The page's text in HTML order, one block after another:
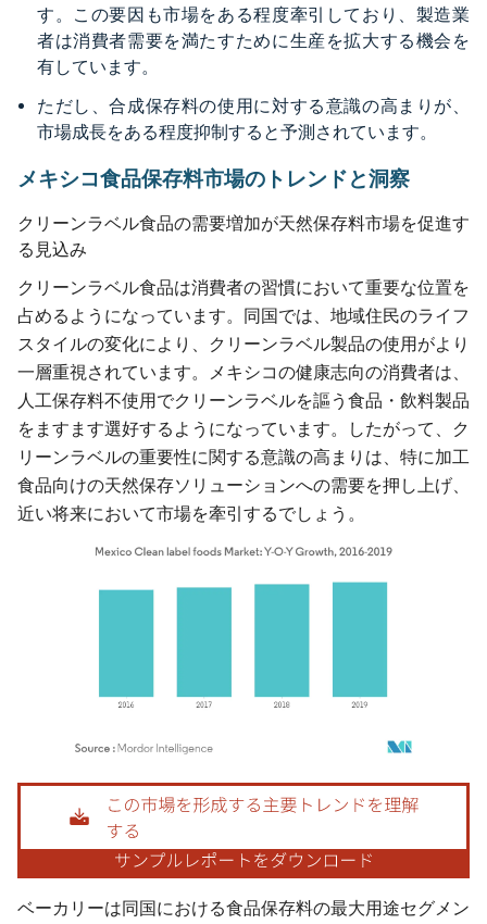
す。この要因も市場をある程度牽引しており、製造業
者は消費者需要を満たすために生産を拡大する機会を
有しています。
ただし、合成保存料の使用に対する意識の高まりが、
市場成長をある程度抑制すると予測されています。
メキシコ食品保存料市場のトレンドと洞察
クリーンラベル食品の需要増加が天然保存料市場を促進す
る見込み
クリーンラベル食品は消費者の習慣において重要な位置を
占めるようになっています。同国では、地域住民のライフ
スタイルの変化により、クリーンラベル製品の使用がより
一層重視されています。メキシコの健康志向の消費者は、
人工保存料不使用でクリーンラベルを謳う食品・飲料製品
をますます選好するようになっています。したがって、ク
リーンラベルの重要性に関する意識の高まりは、特に加工
食品向けの天然保存ソリューションへの需要を押し上げ、
近い将来において市場を牽引するでしょう。
画像 © Mordor Intelligence。再利用にはCC BY 4.0の表示が必要です。
ベーカリーは同国における食品保存料の最大用途セグメン